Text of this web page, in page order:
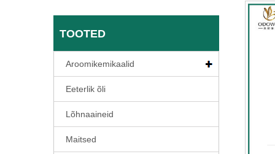
TOOTED
Aroomikemikaalid
Eeterlik õli
Lõhnaaineid
Maitsed